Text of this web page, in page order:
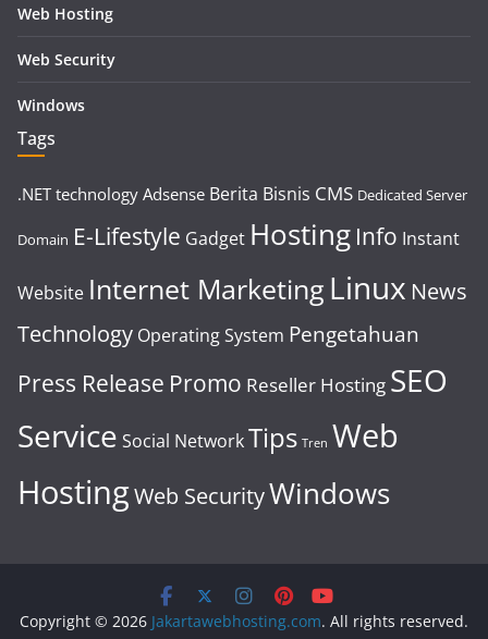
Web Hosting
Web Security
Windows
Tags
.NET technology Adsense Berita Bisnis CMS Dedicated Server
Domain E-Lifestyle Gadget Hosting Info Instant
Website Internet Marketing Linux News
Technology Operating System Pengetahuan
Press Release Promo Reseller Hosting SEO
Service Social NetworkTips Tren Web
HostingWeb SecurityWindows
Copyright © 2026 Jakartawebhosting.com. All rights reserved.